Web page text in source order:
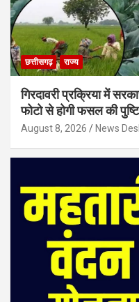
छत्तीसगढ़ राज्य
गिरदावरी प्रक्रिया में
फोटो से होगी फसल की पुष्टि
August 8, 2026 News